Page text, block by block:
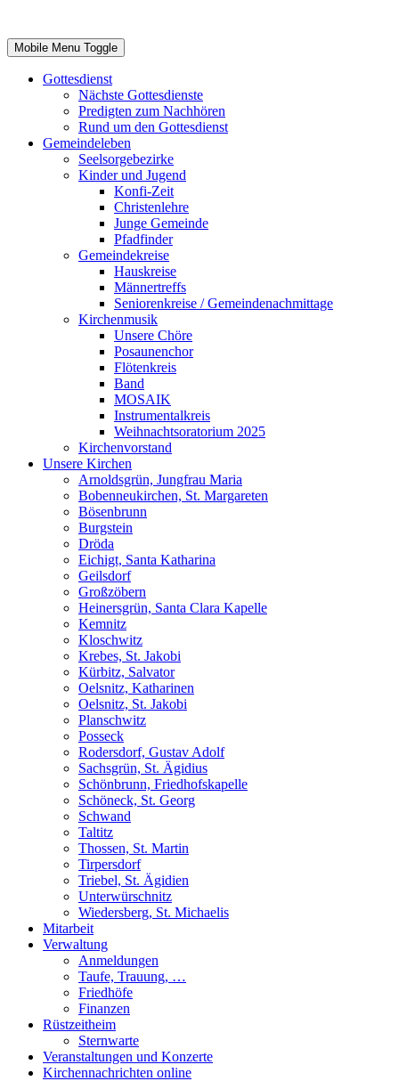
Mobile Menu Toggle
Gottesdienst
Nächste Gottesdienste
Predigten zum Nachhören
Rund um den Gottesdienst
Gemeindeleben
Seelsorgebezirke
Kinder und Jugend
Konfi-Zeit
Christenlehre
Junge Gemeinde
Pfadfinder
Gemeindekreise
Hauskreise
Männertreffs
Seniorenkreise / Gemeindenachmittage
Kirchenmusik
Unsere Chöre
Posaunenchor
Flötenkreis
Band
MOSAIK
Instrumentalkreis
Weihnachtsoratorium 2025
Kirchenvorstand
Unsere Kirchen
Arnoldsgrün, Jungfrau Maria
Bobenneukirchen, St. Margareten
Bösenbrunn
Burgstein
Dröda
Eichigt, Santa Katharina
Geilsdorf
Großzöbern
Heinersgrün, Santa Clara Kapelle
Kemnitz
Kloschwitz
Krebes, St. Jakobi
Kürbitz, Salvator
Oelsnitz, Katharinen
Oelsnitz, St. Jakobi
Planschwitz
Posseck
Rodersdorf, Gustav Adolf
Sachsgrün, St. Ägidius
Schönbrunn, Friedhofskapelle
Schöneck, St. Georg
Schwand
Taltitz
Thossen, St. Martin
Tirpersdorf
Triebel, St. Ägidien
Unterwürschnitz
Wiedersberg, St. Michaelis
Mitarbeit
Verwaltung
Anmeldungen
Taufe, Trauung, …
Friedhöfe
Finanzen
Rüstzeitheim
Sternwarte
Veranstaltungen und Konzerte
Kirchennachrichten online